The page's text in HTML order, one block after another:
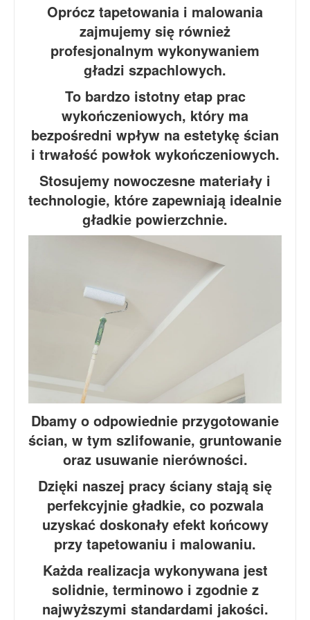
Oprócz tapetowania i malowania
zajmujemy się również
profesjonalnym wykonywaniem
gładzi szpachlowych.
To bardzo istotny etap prac
wykończeniowych, który ma
bezpośredni wpływ na estetykę ścian
i trwałość powłok wykończeniowych.
Stosujemy nowoczesne materiały i
technologie, które zapewniają idealnie
gładkie powierzchnie.
Dbamy o odpowiednie przygotowanie
ścian, w tym szlifowanie, gruntowanie
oraz usuwanie nierówności.
Dzięki naszej pracy ściany stają się
perfekcyjnie gładkie, co pozwala
uzyskać doskonały efekt końcowy
przy tapetowaniu i malowaniu.
Każda realizacja wykonywana jest
solidnie, terminowo i zgodnie z
najwyższymi standardami jakości.